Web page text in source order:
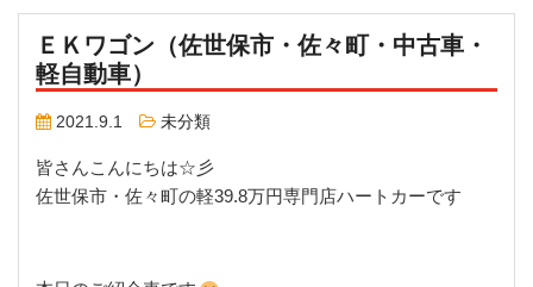
ＥＫワゴン（佐世保市・佐々町・中古車・
軽自動車）
2021.9.1 未分類
皆さんこんにちは☆彡
佐世保市・佐々町の軽39.8万円専門店ハートカーです